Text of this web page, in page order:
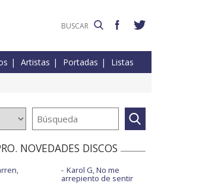
Artistas Portadas Listas
NOVEDADES DISCOS
Karol G, No me
arrepiento de sentir